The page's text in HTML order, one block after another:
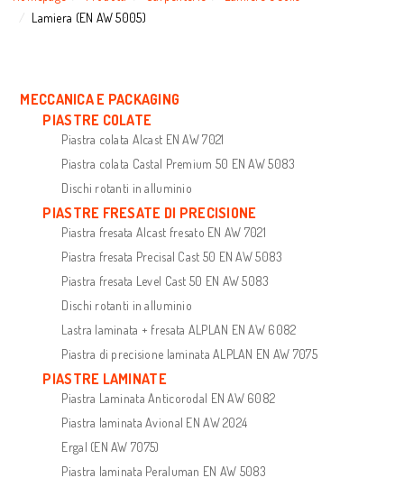
Lamiera (EN AW 5005)
MECCANICA E PACKAGING
PIASTRE COLATE
Piastra colata Alcast EN AW 7021
Piastra colata Castal Premium 50 EN AW 5083
Dischi rotanti in alluminio
PIASTRE FRESATE DI PRECISIONE
Piastra fresata Alcast fresato EN AW 7021
Piastra fresata Precisal Cast 50 EN AW 5083
Piastra fresata Level Cast 50 EN AW 5083
Dischi rotanti in alluminio
Lastra laminata + fresata ALPLAN EN AW 6082
Piastra di precisione laminata ALPLAN EN AW 7075
PIASTRE LAMINATE
Piastra Laminata Anticorodal EN AW 6082
Piastra laminata Avional EN AW 2024
Ergal (EN AW 7075)
Piastra laminata Peraluman EN AW 5083